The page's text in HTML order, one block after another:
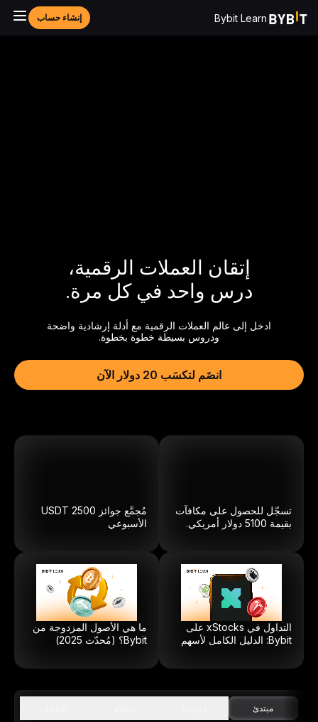
Bybit Learn إنشاء حساب
إتقان العملات الرقمية،
درس واحد في كل مرة.
ادخل إلى عالم العملات الرقمية مع أدلة إرشادية واضحة
ودروس بسيطة خطوة بخطوة.
انضَم لتكسَب 20 دولار الآن
تسجّل للحصول على مكافآت
بقيمة 5100 دولار أمريكي.
مُجمَّع جوائز 2500
USDT
الأسبوعي
التداول في xStocks على
Bybit: الدليل الكامل لأسهم
ما هي الأصول المزدوجة من
Bybit؟ (مُحدّث 2025)
مبتدئ